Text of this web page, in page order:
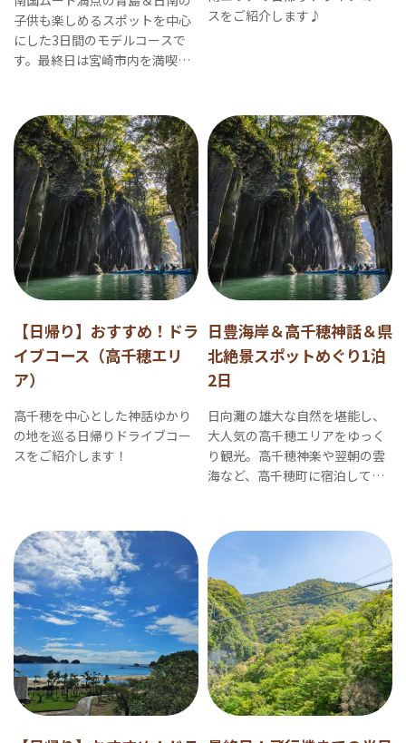
子供も楽しめるスポットを中心
にした3日間のモデルコースで
す。最終日は宮崎市内を満喫す
スをご紹介します♪
【日帰り】おすすめ！ドラ
イブコース（高千穂エリ
ア）
高千穂を中心とした神話ゆかり
の地を巡る日帰りドライブコー
スをご紹介します！
日豊海岸＆高千穂神話＆県
北絶景スポットめぐり1泊
2日
日向灘の雄大な自然を堪能し、
大人気の高千穂エリアをゆっく
り観光。高千穂神楽や翌朝の雲
海など、高千穂町に宿泊して楽